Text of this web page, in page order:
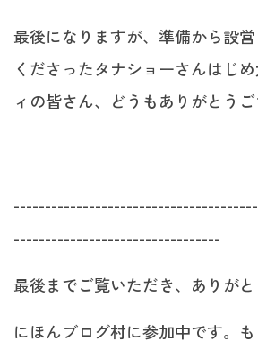
最後になりますが、準備から設
くださったタナショーさんはじ
ィの皆さん、どうもありがとう
---------------------------------
最後までご覧いただき、ありがと
にほんブログ村に参加中です。